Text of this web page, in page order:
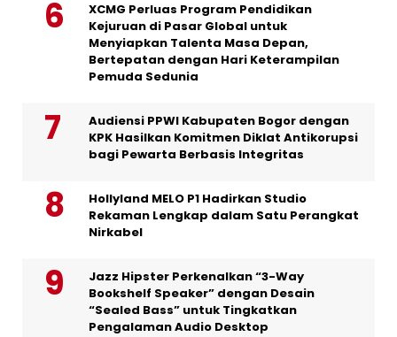
XCMG Perluas Program Pendidikan
Kejuruan di Pasar Global untuk
Menyiapkan Talenta Masa Depan,
Bertepatan dengan Hari Keterampilan
Pemuda Sedunia
Audiensi PPWI Kabupaten Bogor dengan
KPK Hasilkan Komitmen Diklat Antikorupsi
bagi Pewarta Berbasis Integritas
Hollyland MELO P1 Hadirkan Studio
Rekaman Lengkap dalam Satu Perangkat
Nirkabel
Jazz Hipster Perkenalkan “3-Way
Bookshelf Speaker” dengan Desain
“Sealed Bass” untuk Tingkatkan
Pengalaman Audio Desktop